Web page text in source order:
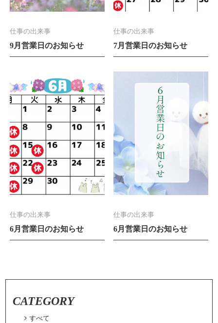
仕事の出来事
9月営業日のお知らせ
仕事の出来事
7月営業日のお知らせ
仕事の出来事
6月営業日のお知らせ
仕事の出来事
6月営業日のお知らせ
CATEGORY
 すべて